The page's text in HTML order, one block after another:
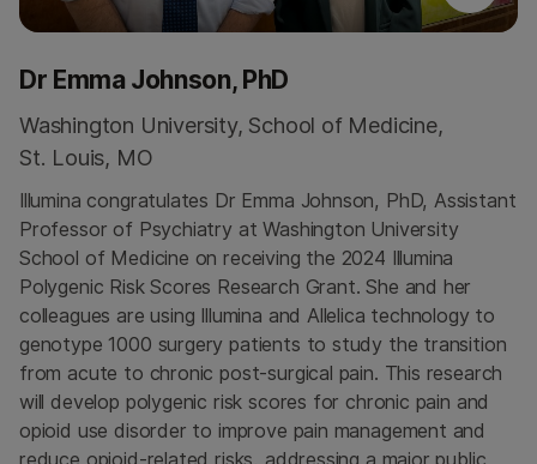
Dr Emma Johnson, PhD
Washington University, School of Medicine,
St. Louis, MO
Illumina congratulates Dr Emma Johnson, PhD, Assistant
Professor of Psychiatry at Washington University
School of Medicine on receiving the 2024 Illumina
Polygenic Risk Scores Research Grant. She and her
colleagues are using Illumina and Allelica technology to
genotype 1000 surgery patients to study the transition
from acute to chronic post-surgical pain. This research
will develop polygenic risk scores for chronic pain and
opioid use disorder to improve pain management and
reduce opioid-related risks, addressing a major public